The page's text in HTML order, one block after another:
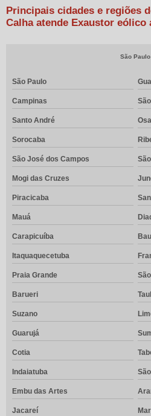
Principais cidades e regiões
Calha atende Exaustor eólico
São Paulo
São Paulo
Campinas
Santo André
Sorocaba
São José dos Campos
Mogi das Cruzes
Piracicaba
Mauá
Carapicuíba
Itaquaquecetuba
Praia Grande
Barueri
Suzano
Guarujá
Cotia
Indaiatuba
Embu das Artes
Jacareí